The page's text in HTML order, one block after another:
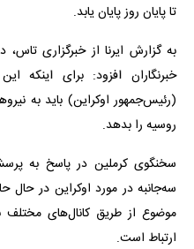
تا پایان روز پایان یابد.
به گزارش ایرنا از خبرگزاری
خبرنگاران افزود: برای اینکه
(رئیس‌جمهور اوکراین) باید به
روسیه را بدهد.
سخنگوی کرملین در پاسخ به
سه‌جانبه در مورد اوکراین در
موضوع از طریق کانال‌های مختلف
ارتباط است.